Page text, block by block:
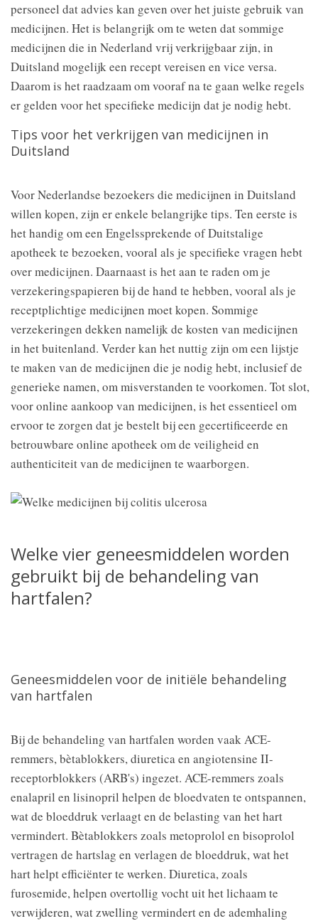
personeel dat advies kan geven over het juiste gebruik van
medicijnen. Het is belangrijk om te weten dat sommige
medicijnen die in Nederland vrij verkrijgbaar zijn, in
Duitsland mogelijk een recept vereisen en vice versa.
Daarom is het raadzaam om vooraf na te gaan welke regels
er gelden voor het specifieke medicijn dat je nodig hebt.
Tips voor het verkrijgen van medicijnen in
Duitsland
Voor Nederlandse bezoekers die medicijnen in Duitsland
willen kopen, zijn er enkele belangrijke tips. Ten eerste is
het handig om een Engelssprekende of Duitstalige
apotheek te bezoeken, vooral als je specifieke vragen hebt
over medicijnen. Daarnaast is het aan te raden om je
verzekeringspapieren bij de hand te hebben, vooral als je
receptplichtige medicijnen moet kopen. Sommige
verzekeringen dekken namelijk de kosten van medicijnen
in het buitenland. Verder kan het nuttig zijn om een lijstje
te maken van de medicijnen die je nodig hebt, inclusief de
generieke namen, om misverstanden te voorkomen. Tot slot,
voor online aankoop van medicijnen, is het essentieel om
ervoor te zorgen dat je bestelt bij een gecertificeerde en
betrouwbare online apotheek om de veiligheid en
authenticiteit van de medicijnen te waarborgen.
Welke vier geneesmiddelen worden
gebruikt bij de behandeling van
hartfalen?
Geneesmiddelen voor de initiële behandeling
van hartfalen
Bij de behandeling van hartfalen worden vaak ACE-
remmers, bètablokkers, diuretica en angiotensine II-
receptorblokkers (ARB's) ingezet. ACE-remmers zoals
enalapril en lisinopril helpen de bloedvaten te ontspannen,
wat de bloeddruk verlaagt en de belasting van het hart
vermindert. Bètablokkers zoals metoprolol en bisoprolol
vertragen de hartslag en verlagen de bloeddruk, wat het
hart helpt efficiënter te werken. Diuretica, zoals
furosemide, helpen overtollig vocht uit het lichaam te
verwijderen, wat zwelling vermindert en de ademhaling